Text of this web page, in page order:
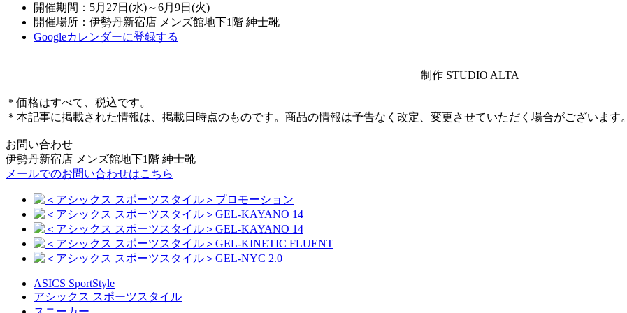
開催期間：5月27日(水)～6月9日(火)
開催場所：伊勢丹新宿店 メンズ館地下1階 紳士靴
Googleカレンダーに登録する
制作 STUDIO ALTA
＊価格はすべて、税込です。
＊本記事に掲載された情報は、掲載日時点のものです。商品の情報は予告なく改定、変更させていただく場合がございます。
お問い合わせ
伊勢丹新宿店 メンズ館地下1階 紳士靴
メールでのお問い合わせはこちら
ASICS SportStyle
アシックス スポーツスタイル